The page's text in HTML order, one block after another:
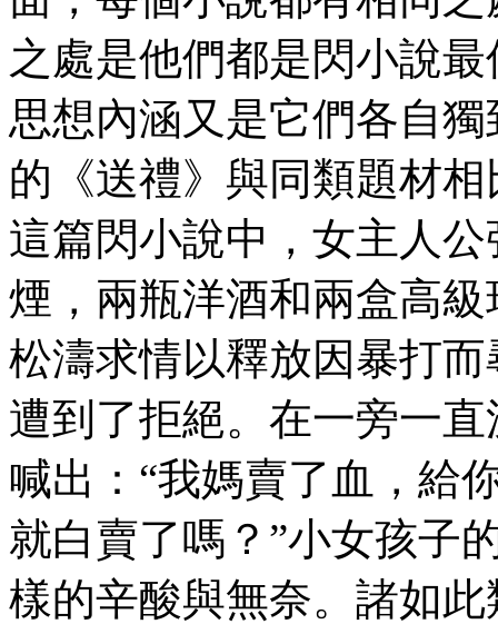
之處是他們都是閃小說
思想內涵又是它們各自
的《送禮》與同類題材
這篇閃小說中，女主人
煙，兩瓶洋酒和兩盒高
松濤求情以釋放因暴打
遭到了拒絕。在一旁一
喊出：“我媽賣了血，給
就白賣了嗎？”小女孩子
樣的辛酸與無奈。諸如